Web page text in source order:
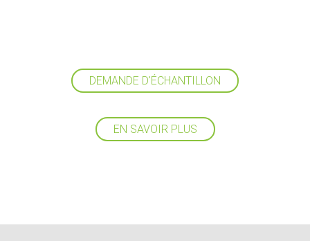
DEMANDE D'ÉCHANTILLON
EN SAVOIR PLUS